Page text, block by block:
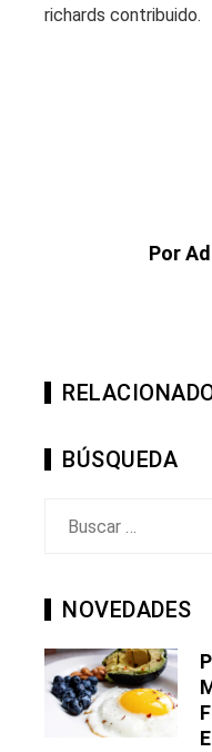
richards contribuido.
Por
BÚSQUEDA
NOVEDADES